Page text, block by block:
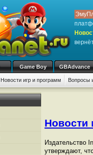
Game Boy GBAdvance
Новости игр и программ Вопросы
Новости
Издательство
утверждают,